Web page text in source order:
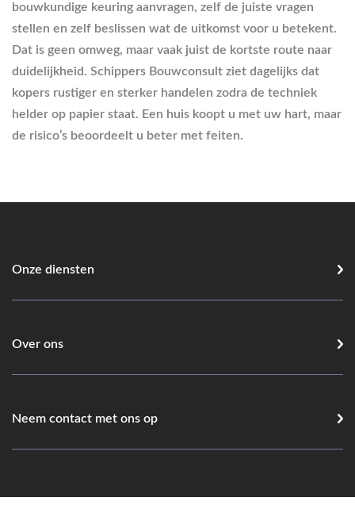
bouwkundige keuring aanvragen, zelf de juiste vragen
stellen en zelf beslissen wat de uitkomst voor u betekent.
Dat is geen omweg, maar vaak juist de kortste route naar
duidelijkheid. Schippers Bouwconsult ziet dagelijks dat
kopers rustiger en sterker handelen zodra de techniek
helder op papier staat. Een huis koopt u met uw hart, maar
de risico’s beoordeelt u beter met feiten.
Onze diensten
Over ons
Neem contact met ons op